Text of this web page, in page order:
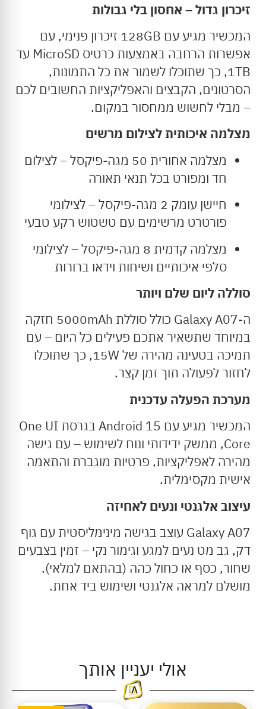
זיכרון גדול – אחסון בלי גבולות
המכשיר מגיע עם 128GB זיכרון פנימי, עם
אפשרות הרחבה באמצעות כרטיס MicroSD עד
1TB, כך שתוכלו לשמור את כל התמונות,
הסרטונים, הקבצים והאפליקציות החשובים לכם
– מבלי לחשוש ממחסור במקום.
מצלמה איכותית לצילום מרשים
מצלמה אחורית 50 מגה-פיקסל – לצילום
חד ומפורט בכל תנאי תאורה
חיישן עומק 2 מגה-פיקסל – לצילומי
פורטרט מרשימים עם טשטוש רקע טבעי
מצלמה קדמית 8 מגה-פיקסל – לצילומי
סלפי איכותיים ושיחות וידאו ברורות
סוללה ליום שלם ויותר
ה-Galaxy A07 כולל סוללת 5000mAh חזקה
במיוחד שתשאיר אתכם פעילים כל היום – עם
תמיכה בטעינה מהירה של 15W, כך שתוכלו
לחזור לפעולה תוך זמן קצר.
מערכת הפעלה עדכנית
המכשיר מגיע עם Android 15 בגרסת One UI
Core, ממשק ידידותי ונוח לשימוש – עם גישה
מהירה לאפליקציות, פרטיות מוגברת והתאמה
אישית מקסימלית.
עיצוב אלגנטי ונעים לאחיזה
Galaxy A07 עוצב בגישה מינימליסטית עם גוף
דק, גב מט נעים למגע וגימור נקי – זמין בצבעים
שחור, כסף או כחול כהה (בהתאם למלאי).
מושלם למראה אלגנטי ושימוש ביד אחת.
אולי יעניין אותך